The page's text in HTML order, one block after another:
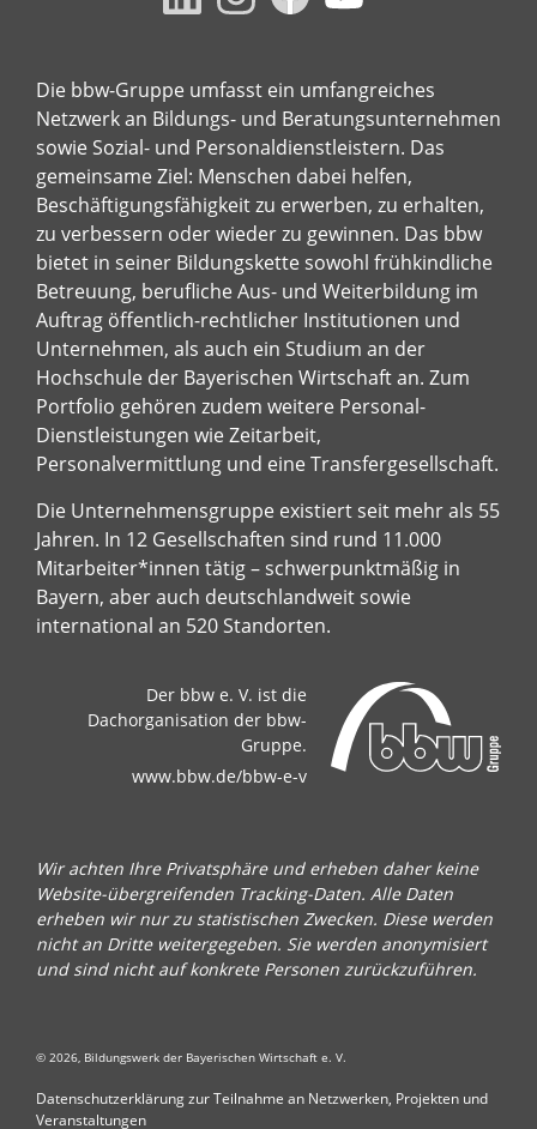
Die bbw-Gruppe umfasst ein umfangreiches
Netzwerk an Bildungs- und Beratungsunternehmen
sowie Sozial- und Personaldienstleistern. Das
gemeinsame Ziel: Menschen dabei helfen,
Beschäftigungsfähigkeit zu erwerben, zu erhalten,
zu verbessern oder wieder zu gewinnen. Das bbw
bietet in seiner Bildungskette sowohl frühkindliche
Betreuung, berufliche Aus- und Weiterbildung im
Auftrag öffentlich-rechtlicher Institutionen und
Unternehmen, als auch ein Studium an der
Hochschule der Bayerischen Wirtschaft an. Zum
Portfolio gehören zudem weitere Personal-
Dienstleistungen wie Zeitarbeit,
Personalvermittlung und eine Transfergesellschaft.
Die Unternehmensgruppe existiert seit mehr als 55
Jahren. In 12 Gesellschaften sind rund 11.000
Mitarbeiter*innen tätig – schwerpunktmäßig in
Bayern, aber auch deutschlandweit sowie
international an 520 Standorten.
Der bbw e. V. ist die
Dachorganisation der bbw-
Gruppe.
www.bbw.de/bbw-e-v
Wir achten Ihre Privatsphäre und erheben daher keine
Website-übergreifenden Tracking-Daten. Alle Daten
erheben wir nur zu statistischen Zwecken. Diese werden
nicht an Dritte weitergegeben. Sie werden anonymisiert
und sind nicht auf konkrete Personen zurückzuführen.
© 2026, Bildungswerk der Bayerischen Wirtschaft e. V.
Datenschutzerklärung zur Teilnahme an Netzwerken, Projekten und
Veranstaltungen